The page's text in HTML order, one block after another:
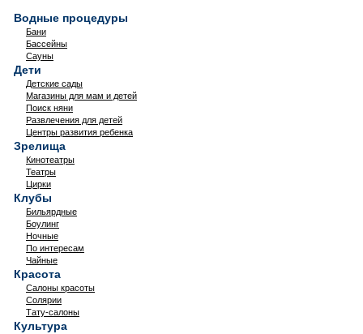
Водные процедуры
Бани
Бассейны
Сауны
Дети
Детские сады
Магазины для мам и детей
Поиск няни
Развлечения для детей
Центры развития ребенка
Зрелища
Кинотеатры
Театры
Цирки
Клубы
Бильярдные
Боулинг
Ночные
По интересам
Чайные
Красота
Салоны красоты
Солярии
Тату-салоны
Культура